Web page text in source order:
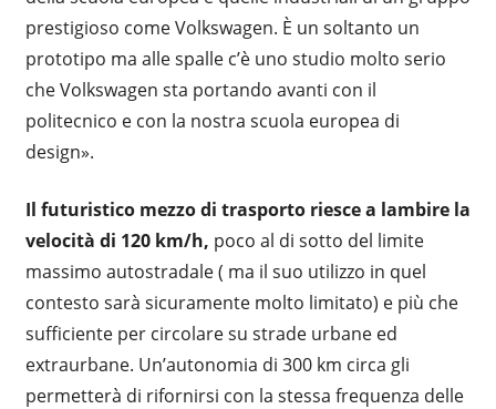
prestigioso come Volkswagen. È un soltanto un
prototipo ma alle spalle c’è uno studio molto serio
che Volkswagen sta portando avanti con il
politecnico e con la nostra scuola europea di
design».
Il futuristico mezzo di trasporto riesce a lambire la
velocità di 120 km/h, poco al di sotto del limite
massimo autostradale ( ma il suo utilizzo in quel
contesto sarà sicuramente molto limitato) e più che
sufficiente per circolare su strade urbane ed
extraurbane. Un’autonomia di 300 km circa gli
permetterà di rifornirsi con la stessa frequenza delle